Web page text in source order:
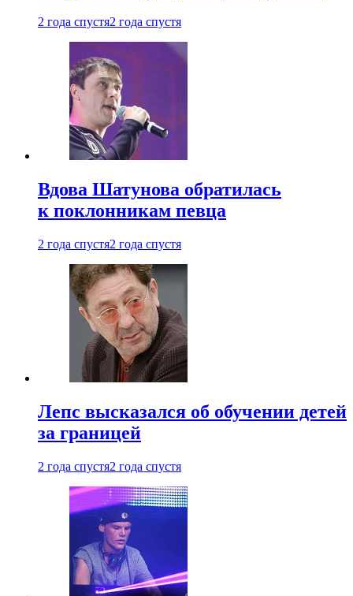
2 года спустя2 года спустя
Вдова Шатунова обратилась
к поклонникам певца
2 года спустя2 года спустя
Лепс высказался об обучении детей
за границей
2 года спустя2 года спустя